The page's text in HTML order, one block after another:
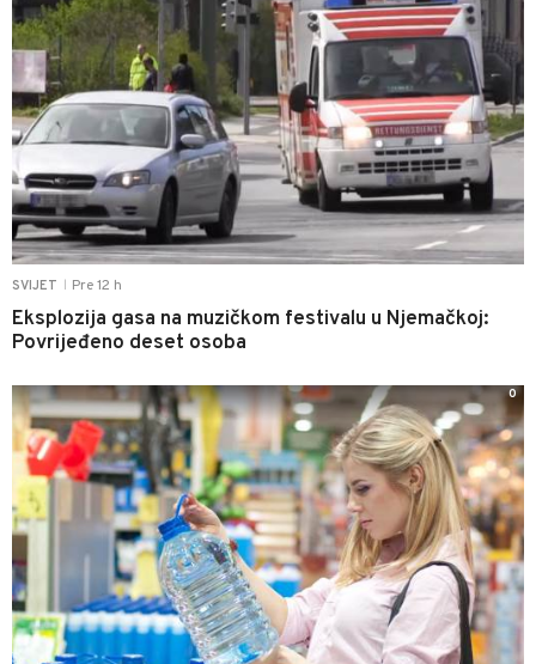
SVIJET Pre 12 h
Eksplozija gasa na muzičkom festivalu u Njemačkoj:
Povrijeđeno deset osoba
0